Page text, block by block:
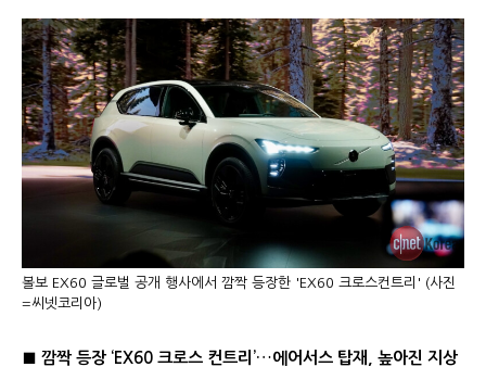
볼보 EX60 글로벌 공개 행사에서 깜짝 등장한 'EX60 크로스컨트리' (사진
=씨넷코리아)
■ 깜짝 등장 ‘EX60 크로스 컨트리’…에어서스 탑재, 높아진 지상